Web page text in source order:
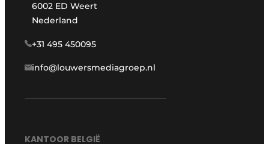
6002 ED Weert
Nederland
+31 495 450095
info@louwersmediagroep.nl
KANTOOR BELGIË